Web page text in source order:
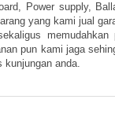
Power supply,
yang kami jual
pun kami jaga
kunjungan anda.